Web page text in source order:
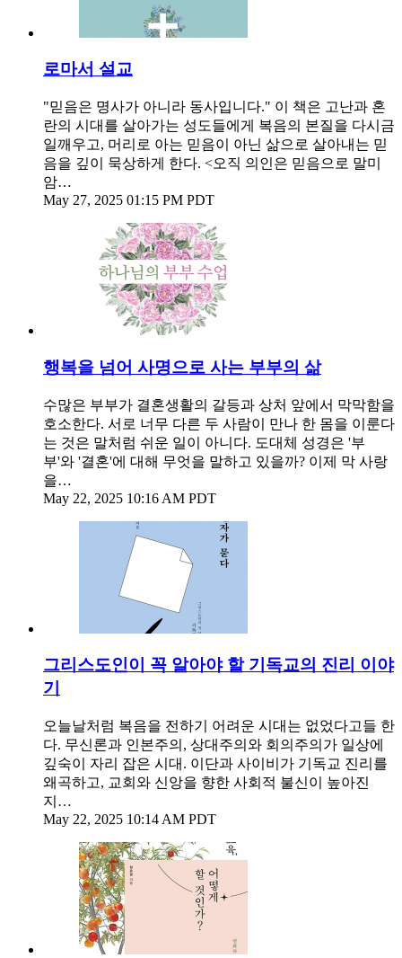
로마서 설교
"믿음은 명사가 아니라 동사입니다." 이 책은 고난과 혼
란의 시대를 살아가는 성도들에게 복음의 본질을 다시금
일깨우고, 머리로 아는 믿음이 아닌 삶으로 살아내는 믿
음을 깊이 묵상하게 한다. <오직 의인은 믿음으로 말미
암…
May 27, 2025 01:15 PM PDT
행복을 넘어 사명으로 사는 부부의 삶
수많은 부부가 결혼생활의 갈등과 상처 앞에서 막막함을
호소한다. 서로 너무 다른 두 사람이 만나 한 몸을 이룬다
는 것은 말처럼 쉬운 일이 아니다. 도대체 성경은 '부
부'와 '결혼'에 대해 무엇을 말하고 있을까? 이제 막 사랑
을…
May 22, 2025 10:16 AM PDT
그리스도인이 꼭 알아야 할 기독교의 진리 이야
기
오늘날처럼 복음을 전하기 어려운 시대는 없었다고들 한
다. 무신론과 인본주의, 상대주의와 회의주의가 일상에
깊숙이 자리 잡은 시대. 이단과 사이비가 기독교 진리를
왜곡하고, 교회와 신앙을 향한 사회적 불신이 높아진
지…
May 22, 2025 10:14 AM PDT